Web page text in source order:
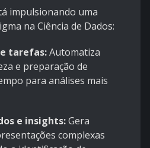
impulsionando uma
na Ciência de Dados:
tarefas:Automatiza
e preparação de
para análises mais
e insights:Gera
complexas